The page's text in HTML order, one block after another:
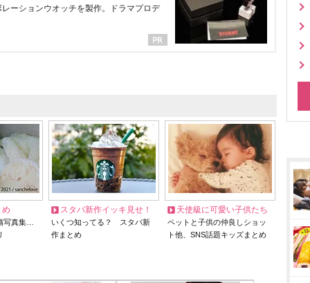
ーションウオッチを製作。ドラマプロデ
め
写真集…
スタバ新作イッキ見せ！
いくつ知ってる？ スタバ新
作まとめ
天使級に可愛い子供たち
ペットと子供の仲良しショッ
ト他、SNS話題キッズまとめ